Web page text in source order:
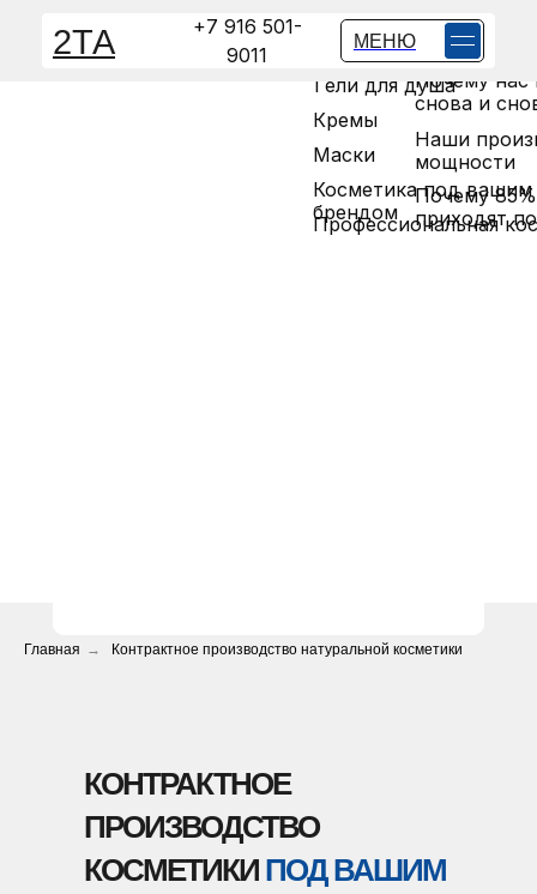
МЕНЮ
2ТА
+7 916 501-
9011
Косметика для лица
Косметика под вашим
брендом
Профессиональная
Маски
Кремы
Гели для душа
Косметика для волос
Почему
снова и
О нас:
делают
Наши
мощности
Почему
приходят
Главная → Контрактное производство натуральной косметики
КОНТРАКТНОЕ
ПРОИЗВОДСТВО
КОСМЕТИКИ ПОД ВАШИМ